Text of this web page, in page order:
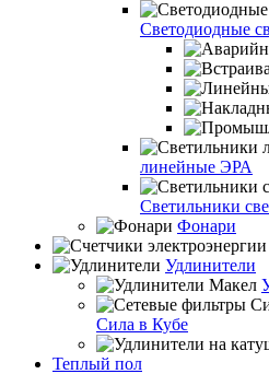
Светодиодные
линейные ЭРА
Светильники
Фонари
Удлинители
Сила в Кубе
Теплый пол